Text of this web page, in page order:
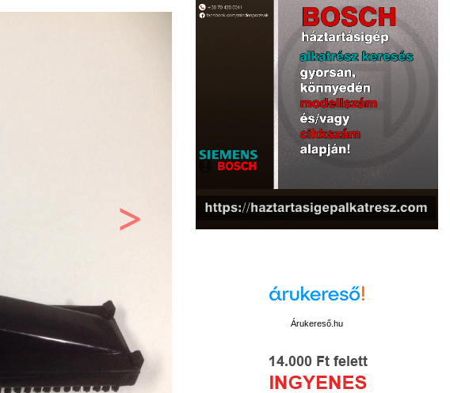
Árukereső.hu